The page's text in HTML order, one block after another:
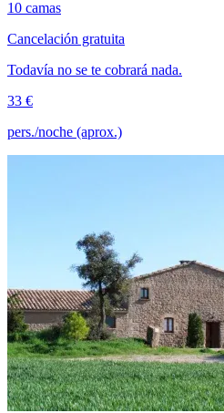
10 camas
Cancelación gratuita
Todavía no se te cobrará nada.
33 €
pers./noche (aprox.)